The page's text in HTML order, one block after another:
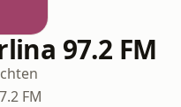
97.2 FM
FM